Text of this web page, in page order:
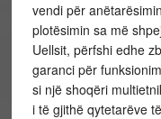
vendi për
plotësimin sa më
Uellsit, përfshi edhe
garanci për
si një shoqëri
i të gjithë qytetarëve